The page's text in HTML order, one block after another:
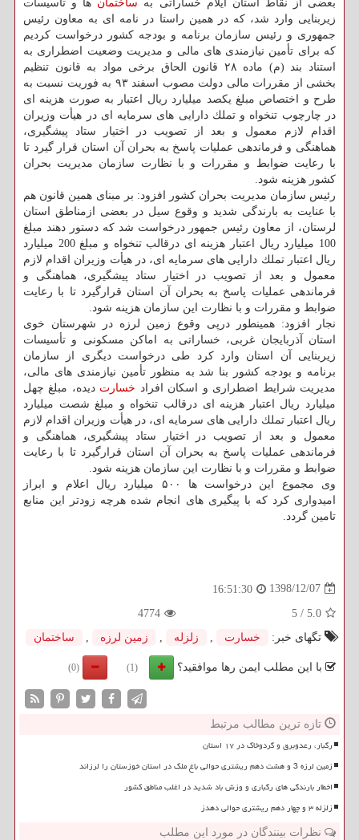
بعضی از نقاط استان ایلام خساراتی به ساختمان ها و تاسیسات
زیربنایی وارد شد، كه در همین راستا در نامه ای به معاون رئیس
جمهوری و رئیس سازمان برنامه و بودجه كشور درخواست كردیم
كه برای تأمین نیازمندی های مالی و مدیریت وضعیت اضطراری به
استناد بند (م) ماده ۲۸ قانون الحاق برخی مواد به قانون تنظیم
بخشی از مقررات مالی دولت مصوب اسفند ۹۳ به فوریت نسبت به
طرح و اختصاص مبلغ یكصد میلیارد ریال اعتبار به صورت هزینه ای
در چارچوب تنخواه و تملك دارایی های سرمایه ای در هیأت وزیران
اقدام لازم معمول و بعد از تصویب در اختیار ستاد پیشگیری،
هماهنگی و فرماندهی عملیات پاسخ به بحران آن استان قرار گیرد تا
با رعایت ضوابط و مقررات و با نظارت سازمان مدیریت بحران
كشور هزینه شود.
رئیس سازمان مدیریت بحران كشور افزود: بر مبنای همین قانون هم
با عنایت به بارندگی شدید و وقوع سیل در بعضی ازمناطق استان
لرستان، از معاون رئیس جمهور درخواست شد كه دستور دهند مبلغ
100 میلیارد ریال اعتبار هزینه ای درقالب تنخواه و مبلغ 200 میلیارد
ریال اعتبار تملك دارایی های سرمایه ای، در هیأت وزیران اقدام لازم
معمول و بعد از تصویب در اختیار ستاد پیشگیری، هماهنگی و
فرماندهی عملیات پاسخ به بحران آن استان قرارگیرد تا با رعایت
ضوابط و مقررات و با نظارت این سازمان هزینه شود.
نجار افزود: همینطور درپی وقوع زمین لرزه در شهرستان خوی
استان آذربایجان غربی، خساراتی به اماكن مسكونی و تأسیسات
زیربنایی آن استان وارد كرد طی درخواست دیگری از سازمان
برنامه و بودجه كشور بنا شد به منظور تأمین نیازمندی های مالی،
مدیریت شرایط اضطراری و اسكان افراد خسارت دیده، مبلغ چهل
میلیارد ریال اعتبار هزینه ای درقالب تنخواه و مبلغ شصت میلیارد
ریال اعتبار تملك دارایی های سرمایه ای، در هیأت وزیران اقدام لازم
معمول و بعد از تصویب در اختیار ستاد پیشگیری، هماهنگی و
فرماندهی عملیات پاسخ به بحران آن استان قرارگیرد تا با رعایت
ضوابط و مقررات و با نظارت این سازمان هزینه شود.
وی مجموع این درخواست ها ۵۰۰ میلیارد ریال اعلام و ابراز
امیدواری كرد كه با پیگیری های انجام شده هرچه زودتر این منابع
تامین گردد.
1398/12/07
16:51:30
5.0
/
5
4774
تگهای خبر:
خسارت , زلزله , زمین لرزه , ساختمان
با این مطلب ایمن رها موافقید؟ (1)
(0)
تازه ترین مطالب مرتبط
رگبار، رعدوبرق و گردوخاک در ۱۷ استان
زمین لرزه 3 و هشت دهم ریشتری حوالی باغ ملک در استان خوزستان را لرزاند
اخطار بارندگی های رگباری و وزش باد شدید در اغلب مناطق کشور
زلزله ۳ و چهار دهم ریشتری حوالی دهدز
نظرات بینندگان در مورد این مطلب